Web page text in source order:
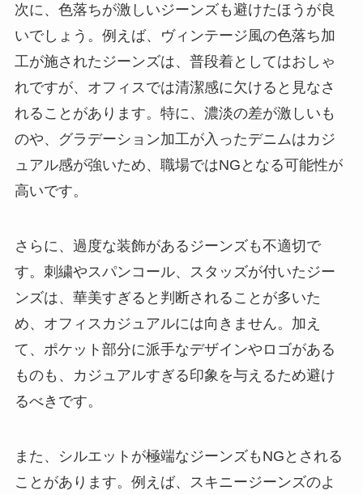
次に、色落ちが激しいジーンズも避けたほうが良
いでしょう。例えば、ヴィンテージ風の色落ち加
工が施されたジーンズは、普段着としてはおしゃ
れですが、オフィスでは清潔感に欠けると見なさ
れることがあります。特に、濃淡の差が激しいも
のや、グラデーション加工が入ったデニムはカジ
ュアル感が強いため、職場ではNGとなる可能性が
高いです。
さらに、過度な装飾があるジーンズも不適切で
す。刺繍やスパンコール、スタッズが付いたジー
ンズは、華美すぎると判断されることが多いた
め、オフィスカジュアルには向きません。加え
て、ポケット部分に派手なデザインやロゴがある
ものも、カジュアルすぎる印象を与えるため避け
るべきです。
また、シルエットが極端なジーンズもNGとされる
ことがあります。例えば、スキニージーンズのよ